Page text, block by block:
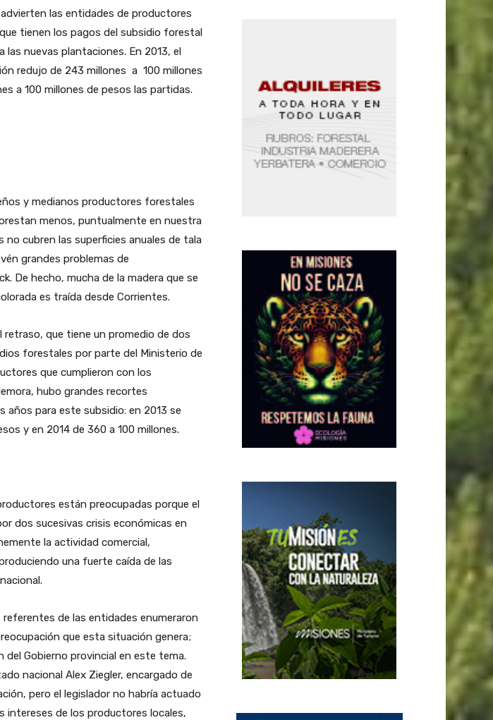
las entidades de productores
tienen los pagos del subsidio forestal
nuevas plantaciones. En 2013, el
redujo de 243 millones a 100 millones
a 100 millones de pesos las partidas.
y medianos productores forestales
menos, puntualmente en nuestra
cubren las superficies anuales de tala
grandes problemas de
De hecho, mucha de la madera que se
es traída desde Corrientes.
retraso, que tiene un promedio de dos
forestales por parte del Ministerio de
que cumplieron con los
hubo grandes recortes
para este subsidio: en 2013 se
y en 2014 de 360 a 100 millones.
están preocupadas porque el
dos sucesivas crisis económicas en
la actividad comercial,
una fuerte caída de las
referentes de las entidades enumeraron
que esta situación genera;
del Gobierno provincial en este tema.
nacional Alex Ziegler, encargado de
pero el legislador no habría actuado
intereses de los productores locales,